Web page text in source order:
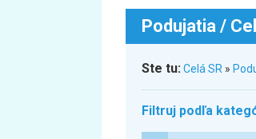
Podujatia /
Ste tu:Celá SR »
Filtruj podľa